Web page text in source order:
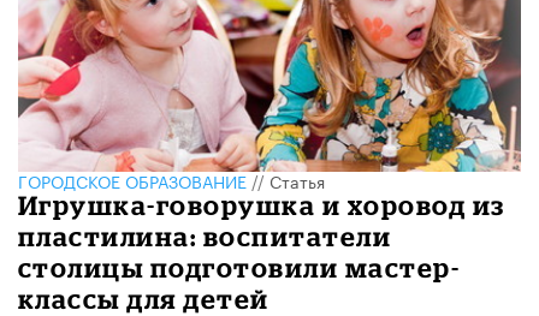
ГОРОДСКОЕ ОБРАЗОВАНИЕ//Статья
Игрушка-говорушка и хоровод из
пластилина: воспитатели
столицы подготовили мастер-
классы для детей